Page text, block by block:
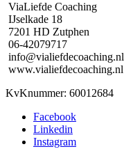
ViaLiefde Coaching
IJselkade 18
7201 HD Zutphen
06-42079717
info@vialiefdecoaching.nl
www.vialiefdecoaching.nl
KvKnummer: 60012684
Facebook
Linkedin
Instagram